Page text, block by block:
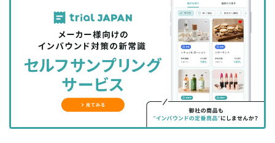
を
シ
ェ
る
事
を
シ
ェ
ア
す
る
ッ
ク
マ
に
事
を
購
読
す
る
ガ
登
録
す
る